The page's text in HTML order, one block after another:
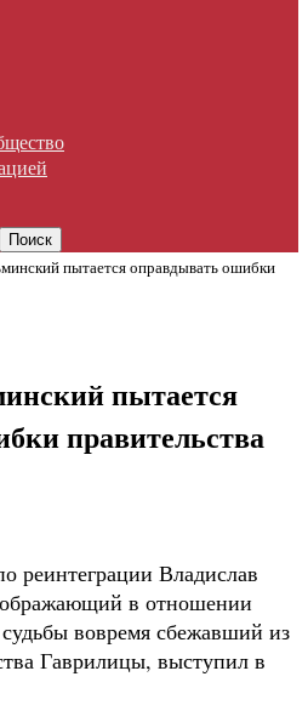
пытается оправдывать ошибки
пытается
правительства
реинтеграции Владислав
в отношении
вовремя сбежавший из
Гаврилицы, выступил в